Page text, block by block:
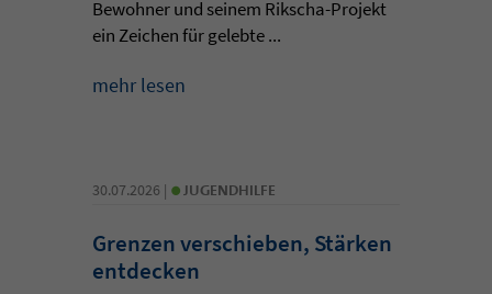
Bewohner und seinem Rikscha-Projekt
ein Zeichen für gelebte ...
mehr lesen
30.07.2026 | • JUGENDHILFE
Grenzen verschieben, Stärken
entdecken